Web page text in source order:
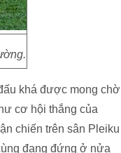
khá được mong chờ
cơ hội thắng của
chiến trên sân Pleiku
đang đứng ở nửa